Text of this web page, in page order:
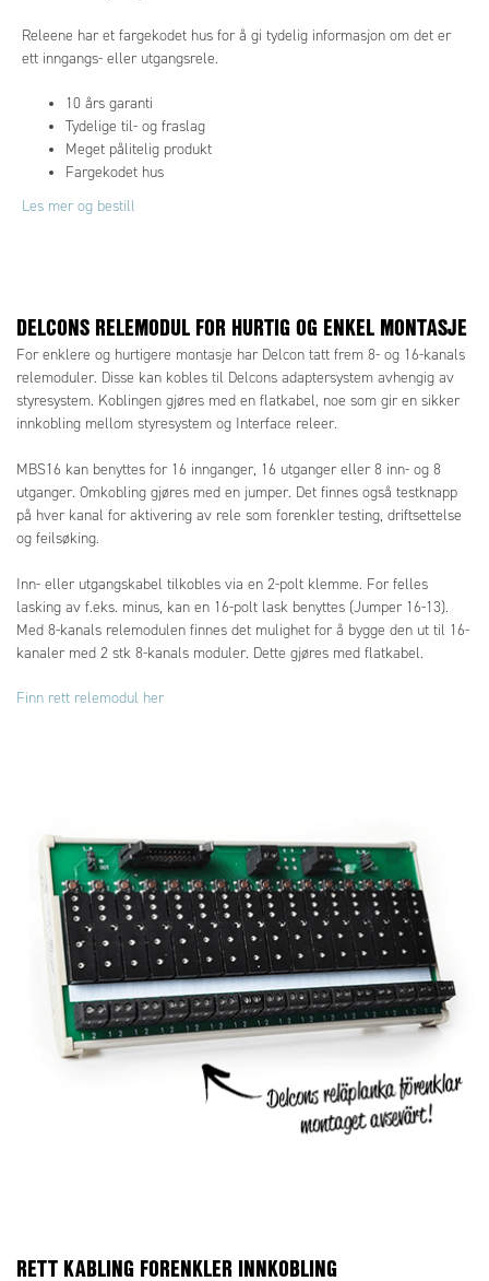
Releene har et fargekodet hus for å gi tydelig informasjon om det er
ett inngangs- eller utgangsrele.
10 års garanti
Tydelige til- og fraslag
Meget pålitelig produkt
Fargekodet hus
Les mer og bestill
DELCONS RELEMODUL FOR HURTIG OG ENKEL MONTASJE
For enklere og hurtigere montasje har Delcon tatt frem 8- og 16-kanals
relemoduler. Disse kan kobles til Delcons adaptersystem avhengig av
styresystem. Koblingen gjøres med en flatkabel, noe som gir en sikker
innkobling mellom styresystem og Interface releer.
MBS16 kan benyttes for 16 innganger, 16 utganger eller 8 inn- og 8
utganger. Omkobling gjøres med en jumper. Det finnes også testknapp
på hver kanal for aktivering av rele som forenkler testing, driftsettelse
og feilsøking.
Inn- eller utgangskabel tilkobles via en 2-polt klemme. For felles
lasking av f.eks. minus, kan en 16-polt lask benyttes (Jumper 16-13).
Med 8-kanals relemodulen finnes det mulighet for å bygge den ut til 16-
kanaler med 2 stk 8-kanals moduler. Dette gjøres med flatkabel.
Finn rett relemodul her
RETT KABLING FORENKLER INNKOBLING